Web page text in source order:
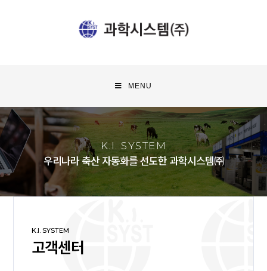
MENU
K.I. SYSTEM
우리나라 축산 자동화를 선도한 과학시스템㈜
K.I. SYSTEM
고객센터